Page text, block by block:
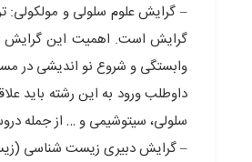
– گرایش علوم سلولى و
گرایش است. اهمیت این گرایش با
وابستگى و شروع نو اندیشى در
داوطلب ورود به این رشته باید
سلولی، سیتوشیمى و … از جمله
– گرایش دبیرى زیست شناسی